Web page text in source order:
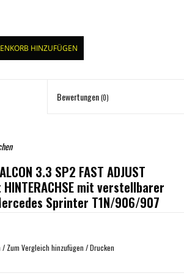
HINZUFÜGEN
Bewertungen(0)
3.3 SP2 FAST ADJUST
mit verstellbarer
Sprinter T1N/906/907
/ Zum Vergleich hinzufügen /Drucken